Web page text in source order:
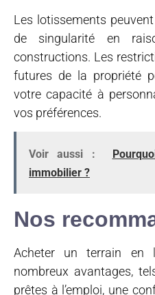
Les lotissements
de singularité en
constructions. Les
futures de la propriété
votre capacité à
vos préférences.
Voir aussi :
immobilier ?
Nos
Acheter un terrain en
nombreux avantages,
prêtes à l’emploi, une